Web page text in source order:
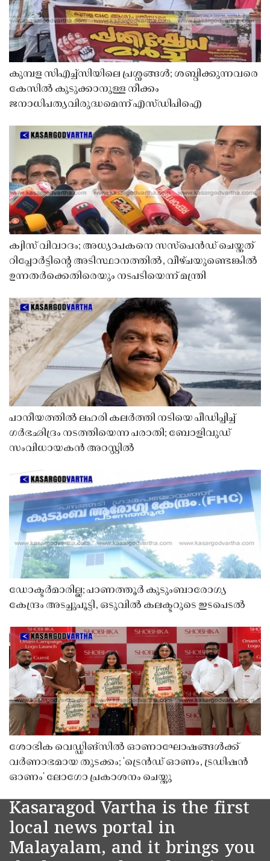
കുമ്പള സിഎച്ച്സിയിലെ പ്രശ്നങ്ങൾ; ശബ്ദിക്കുന്നവരെ
കേസിൽ കുടുക്കാനുള്ള നീക്കം
ജനാധിപത്യവിരുദ്ധമെന്ന് എസ്ഡിപിഐ
ക്വിസ് വിവാദം; അധ്യാപകനെ സസ്‌പെൻഡ് ചെയ്തത്
റിപ്പോർട്ടിൻ്റെ അടിസ്ഥാനത്തിൽ, വീഴ്ചയുണ്ടെങ്കിൽ
ഉന്നതർക്കെതിരെയും നടപടിയെന്ന് മന്ത്രി
പാനീയത്തിൽ ലഹരി കലർത്തി നടിയെ പീഡിപ്പിച്ച്
ഗർഭഛിദ്രം നടത്തിയെന്ന പരാതി; ബോളിവുഡ്
സംവിധായകൻ അറസ്റ്റിൽ
ഡോക്ടർമാരില്ല; പാണത്തൂർ കുടുംബാരോഗ്യ
കേന്ദ്രം അടച്ചുപൂട്ടി, ഒടുവിൽ കലക്ടറുടെ ഇടപെടൽ
ശോഭിക വെഡ്ഡിങ്സിൽ ഓണാഘോഷങ്ങൾക്ക്
വർണാഭമായ തുടക്കം; 'ട്രെൻഡ് ഓണം, ട്രഡിഷൻ
ഓണം' ലോഗോ പ്രകാശനം ചെയ്തു
Kasaragod Vartha is the first
local news portal in
Malayalam, and it brings you